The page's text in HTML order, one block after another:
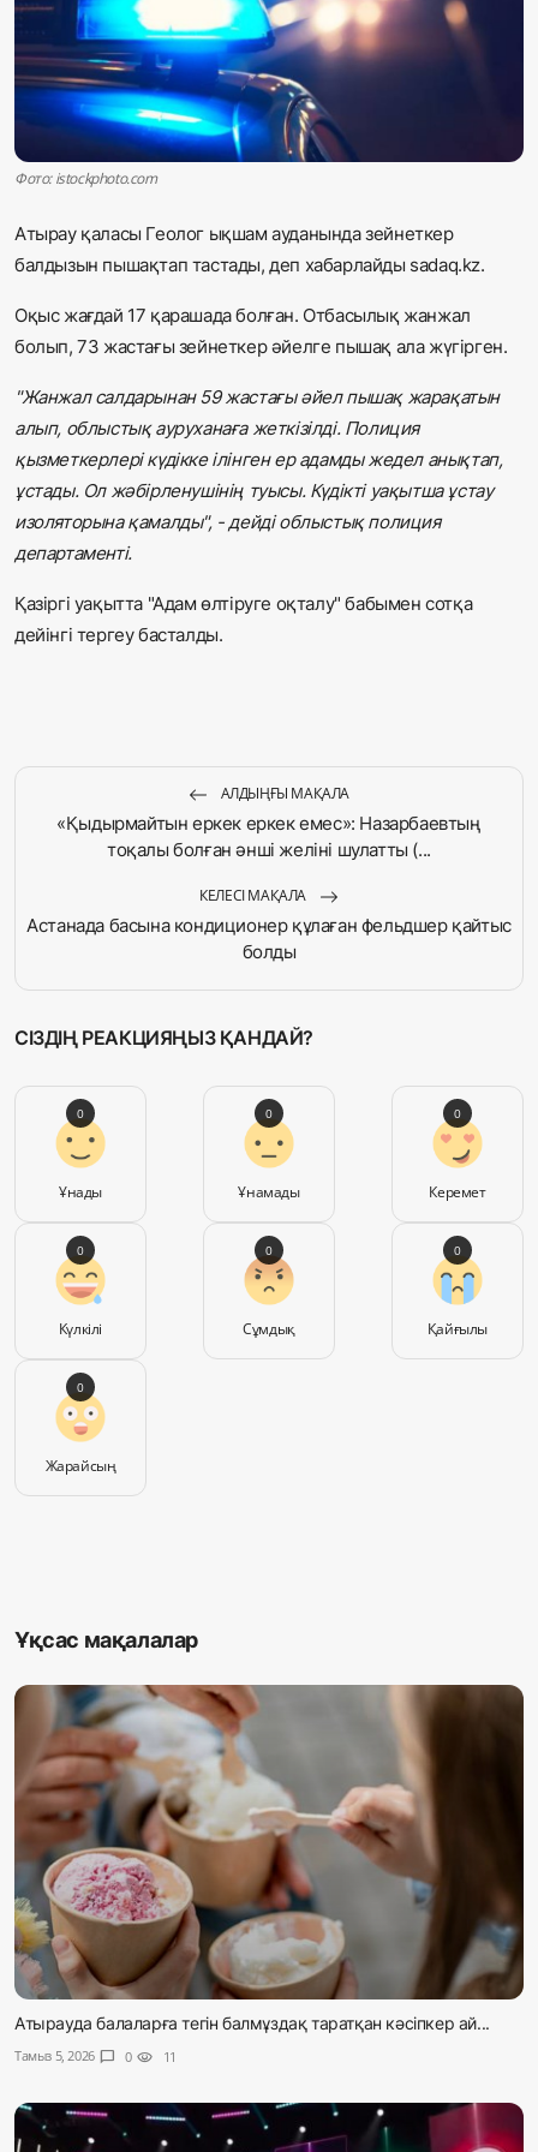
Жаңалықтар
Қоғам
Спорт
Журналистік зерттеу
Қазақ тілі
Фото: istockphoto.com
Атырау қаласы Геолог ықшам ауданында зейнеткер
балдызын пышақтап тастады, деп хабарлайды sadaq.kz.
Оқыс жағдай 17 қарашада болған. Отбасылық жанжал
болып, 73 жастағы зейнеткер әйелге пышақ ала жүгірген.
"Жанжал салдарынан 59 жастағы әйел пышақ жарақатын
алып, облыстық ауруханаға жеткізілді. Полиция
қызметкерлері күдікке ілінген ер адамды жедел анықтап,
ұстады. Ол жәбірленушінің туысы. Күдікті уақытша ұстау
изоляторына қамалды", - дейді облыстық полиция
департаменті.
Қазіргі уақытта "Адам өлтіруге оқталу" бабымен сотқа
дейінгі тергеу басталды.
АЛДЫҢҒЫ МАҚАЛА
«Қыдырмайтын еркек еркек емес»: Назарбаевтың
тоқалы болған әнші желіні шулатты (...
КЕЛЕСІ МАҚАЛА
Астанада басына кондиционер құлаған фельдшер қайтыс
болды
СІЗДІҢ РЕАКЦИЯҢЫЗ ҚАНДАЙ?
Ұнады
0
Ұнамады
0
Керемет
0
Күлкілі
0
Сұмдық
0
Қайғылы
0
Жарайсың
0
Ұқсас мақалалар
Атырауда балаларға тегін балмұздақ таратқан кәсіпкер ай...
Тамыз 5, 2026 chat_bubble 0 visibility 11